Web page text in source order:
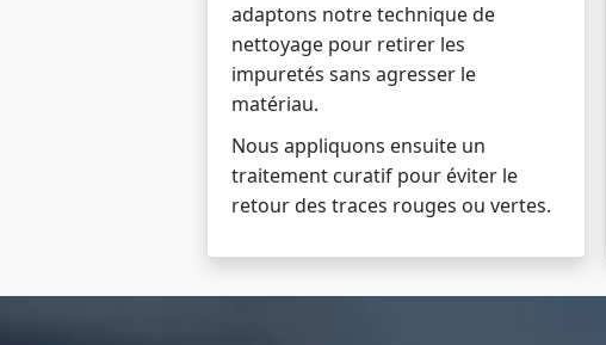
adaptons notre technique de
nettoyage pour retirer les
impuretés sans agresser le
matériau.
Nous appliquons ensuite un
traitement curatif pour éviter le
retour des traces rouges ou vertes.